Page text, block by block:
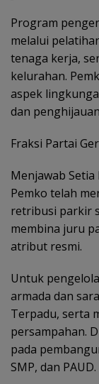
Program
melalui
tenaga kerja,
kelurahan.
aspek
dan
Fraksi Partai
Menjawab
Pemko telah
retribusi parkir
membina juru
atribut resmi.
Untuk
armada dan
Terpadu, serta
persampahan.
pada
SMP, dan PAUD.